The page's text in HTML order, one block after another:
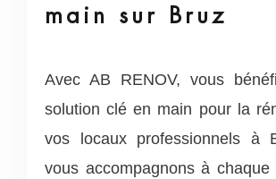
main sur Bruz
Avec AB RENOV, vous
solution clé en main pour la
vos locaux professionnels à
vous accompagnons à chaque